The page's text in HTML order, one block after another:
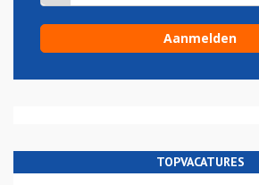
TOPVACATURES